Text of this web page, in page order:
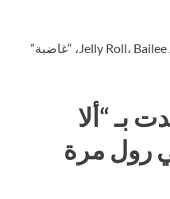
بـ “ألا
رول مرة